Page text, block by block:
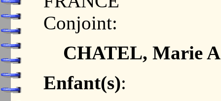
Conjoint:
CHATEL, Marie
Enfant(s):